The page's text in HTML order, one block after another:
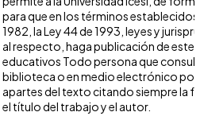
para que en los términos establecidos
1982, la Ley 44 de 1993, leyes y
al respecto, haga publicación de este
educativos Todo persona que
biblioteca o en medio electrónico
apartes del texto citando siempre la
el título del trabajo y el autor.